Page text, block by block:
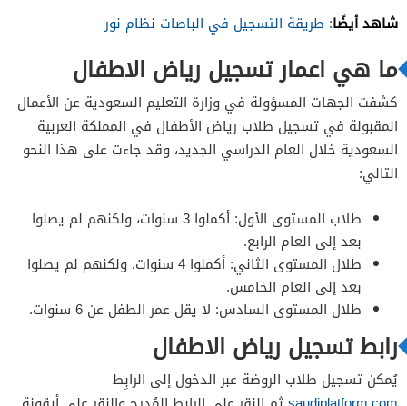
شاهد أيضًا: طريقة التسجيل في الباصات نظام نور
ما هي اعمار تسجيل رياض الاطفال
كشفت الجهات المسؤولة في وزارة التعليم السعودية عن الأعمال
المقبولة في تسجيل طلاب رياض الأطفال في المملكة العربية
السعودية خلال العام الدراسي الجديد، وقد جاءت على هذا النحو
التالي:
طلاب المستوى الأول: أكملوا 3 سنوات، ولكنهم لم يصلوا
بعد إلى العام الرابع.
طلال المستوى الثاني: أكملوا 4 سنوات، ولكنهم لم يصلوا
بعد إلى العام الخامس.
طلال المستوى السادس: لا يقل عمر الطفل عن 6 سنوات.
رابط تسجيل رياض الاطفال
يُمكن تسجيل طلاب الروضة عبر الدخول إلى الرابِط